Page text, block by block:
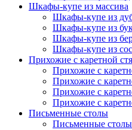
Шкафы-купе из массива
Шкафы-купе из
Шкафы-купе из
Шкафы-купе из
Шкафы-купе из
Прихожие с каретной
Прихожие с
Прихожие с
Прихожие с
Прихожие с
Письменные столы
Письменные столы